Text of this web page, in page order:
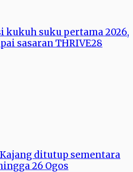
kukuh suku pertama 2026,
sasaran THRIVE28
ditutup sementara
26 Ogos